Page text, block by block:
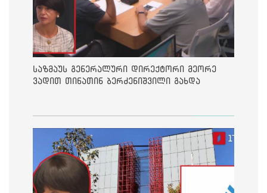
საზმაუს გენერალური დირექტორი მეორე
ვადით თინათინ ბერძენიშვილი გახდა